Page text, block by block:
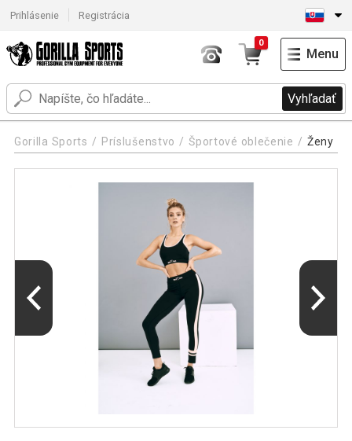
Prihlásenie Registrácia
Vyhľadať
0
Menu
Gorilla Sports Príslušenstvo Športové oblečenie Ženy